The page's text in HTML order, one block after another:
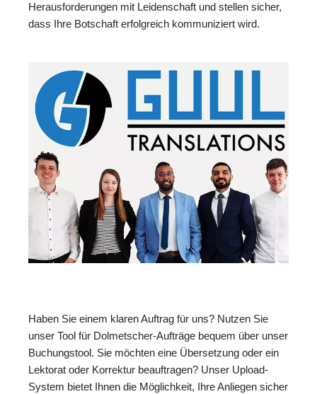
Herausforderungen mit Leidenschaft und stellen sicher,
dass Ihre Botschaft erfolgreich kommuniziert wird.
Haben Sie einem klaren Auftrag für uns? Nutzen Sie
unser Tool für Dolmetscher-Aufträge bequem über unser
Buchungstool. Sie möchten eine Übersetzung oder ein
Lektorat oder Korrektur beauftragen? Unser Upload-
System bietet Ihnen die Möglichkeit, Ihre Anliegen sicher